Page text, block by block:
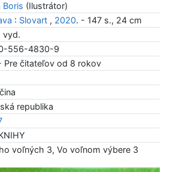
Boris (Ilustrátor)
: Slovart, 2020. - 147 s., 24 cm
vyd.
556-4830-9
Pre čitateľov od 8 rokov
republika
voľných 3, Vo voľnom výbere 3